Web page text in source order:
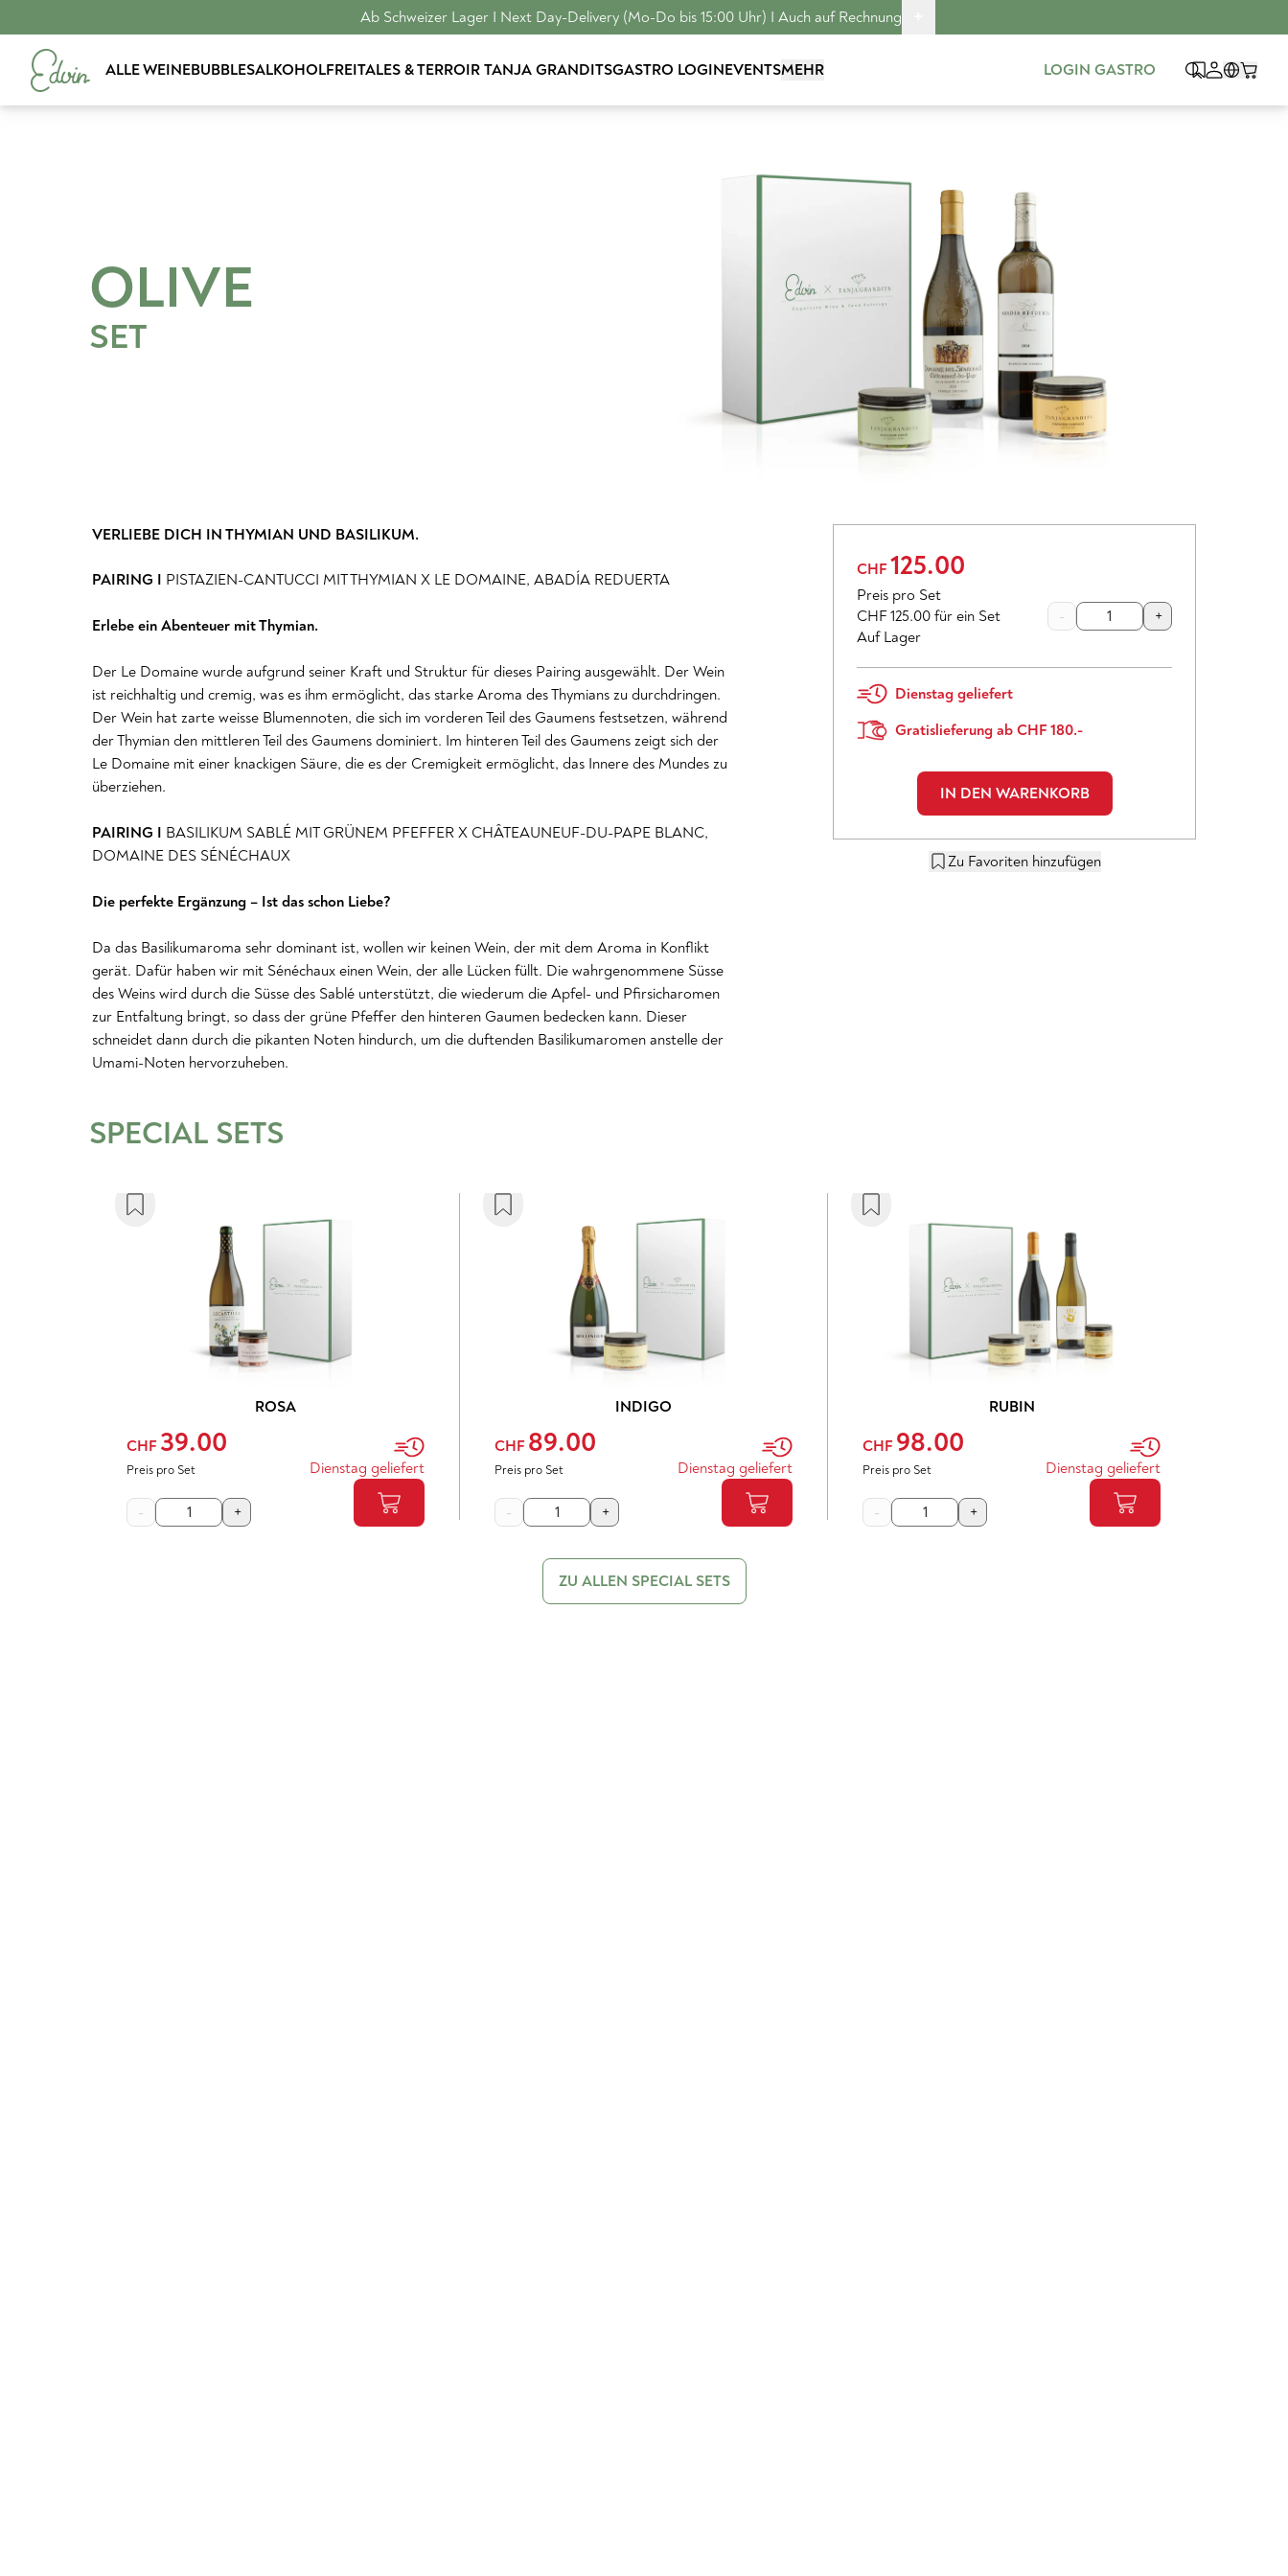
Ab Schweizer Lager I Next Day-Delivery (Mo-Do bis 15:00 Uhr) I Auch auf Rechnung
ALLE WEINEBUBBLESALKOHOLFREITALES & TERROIR TANJA GRANDITSGASTRO LOGINEVENTSMEHR LOGIN GASTRO
OLIVE
SET
CHF 125.00
Preis pro Set
CHF 125.00 für ein Set
Auf Lager
- +
Dienstag geliefert
Gratislieferung ab CHF 180.-
IN DEN WARENKORB
Zu Favoriten hinzufügen
VERLIEBE DICH IN THYMIAN UND BASILIKUM.
PAIRING I PISTAZIEN-CANTUCCI MIT THYMIAN X LE DOMAINE, ABADÍA REDUERTA
Erlebe ein Abenteuer mit Thymian.
Der Le Domaine wurde aufgrund seiner Kraft und Struktur für dieses Pairing ausgewählt. Der Wein
ist reichhaltig und cremig, was es ihm ermöglicht, das starke Aroma des Thymians zu durchdringen.
Der Wein hat zarte weisse Blumennoten, die sich im vorderen Teil des Gaumens festsetzen, während
der Thymian den mittleren Teil des Gaumens dominiert. Im hinteren Teil des Gaumens zeigt sich der
Le Domaine mit einer knackigen Säure, die es der Cremigkeit ermöglicht, das Innere des Mundes zu
überziehen.
PAIRING I BASILIKUM SABLÉ MIT GRÜNEM PFEFFER X CHÂTEAUNEUF-DU-PAPE BLANC,
DOMAINE DES SÉNÉCHAUX
Die perfekte Ergänzung – Ist das schon Liebe?
Da das Basilikumaroma sehr dominant ist, wollen wir keinen Wein, der mit dem Aroma in Konflikt
gerät. Dafür haben wir mit Sénéchaux einen Wein, der alle Lücken füllt. Die wahrgenommene Süsse
des Weins wird durch die Süsse des Sablé unterstützt, die wiederum die Apfel- und Pfirsicharomen
zur Entfaltung bringt, so dass der grüne Pfeffer den hinteren Gaumen bedecken kann. Dieser
schneidet dann durch die pikanten Noten hindurch, um die duftenden Basilikumaromen anstelle der
Umami-Noten hervorzuheben.
SPECIAL SETS
ROSA
CHF 39.00
Preis pro Set Dienstag geliefert
- +
INDIGO
CHF 89.00
Preis pro Set Dienstag geliefert
- +
RUBIN
CHF 98.00
Preis pro Set Dienstag geliefert
- +
ZU ALLEN SPECIAL SETS